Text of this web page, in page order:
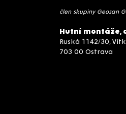
člen skupiny Geosan
Hutní montáže,
Ruská 1142/30,
703 00 Ostrava